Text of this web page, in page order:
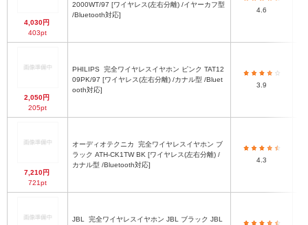
4,030円
403pt
2000WT/97 [ワイヤレス(左右分離) /イヤーカフ型
/Bluetooth対応]
4.6
2,050円
205pt
PHILIPS
09PK/97 [ワイヤレス(左右分離) /カナル型 /Bluet
ooth対応]
3.9
7,210円
721pt
オーディオテクニカ
ラック ATH-CK1TW BK [ワイヤレス(左右分離) /
カナル型 /Bluetooth対応]
4.3
JBL